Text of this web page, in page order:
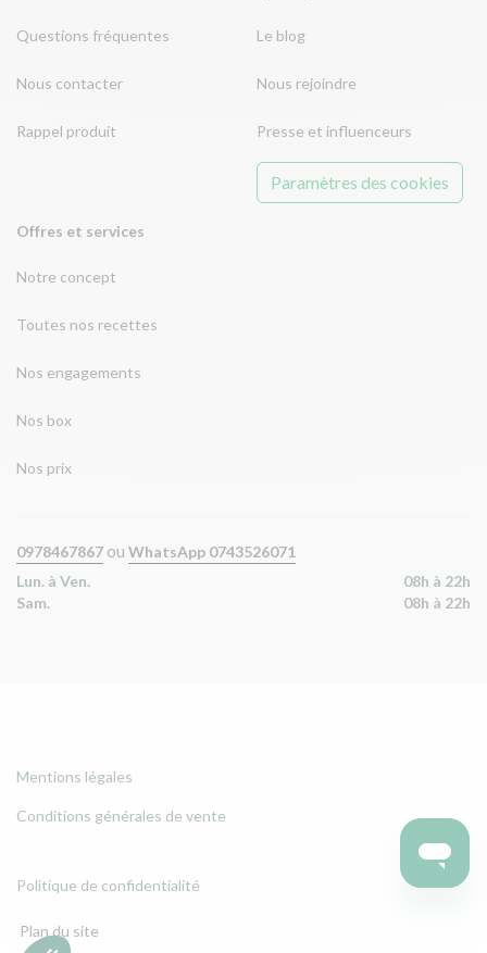
Questions fréquentes
Nous contacter
Rappel produit
Offres et services
Notre concept
Toutes nos recettes
Nos engagements
Nos box
Nos prix
Le blog
Nous rejoindre
Presse et influenceurs
Paramètres des cookies
0978467867 ou WhatsApp 0743526071
Lun. à Ven.
08h à 22h
Sam.
08h à 22h
Mentions légales
Conditions générales de vente
Politique de confidentialité
Plan du site